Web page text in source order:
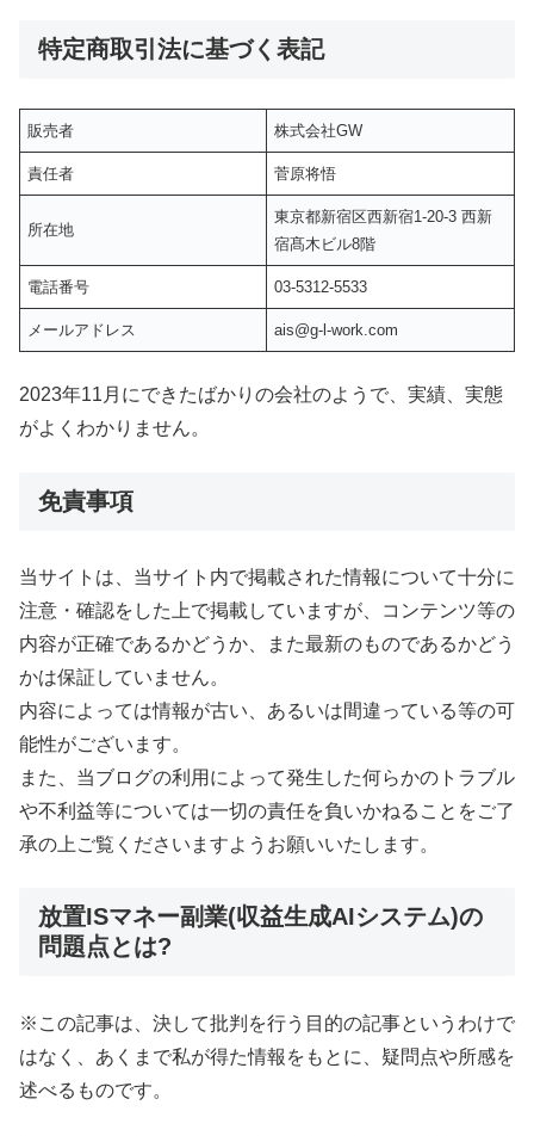
特定商取引法に基づく表記
販売者 株式会社GW
責任者 菅原将悟
所在地
東京都新宿区西新宿1-20-3 西新
宿髙木ビル8階
電話番号 03-5312-5533
メールアドレス ais@g-l-work.com
2023年11月にできたばかりの会社のようで、実績、実態
がよくわかりません。
免責事項
当サイトは、当サイト内で掲載された情報について十分に
注意・確認をした上で掲載していますが、コンテンツ等の
内容が正確であるかどうか、また最新のものであるかどう
かは保証していません。
内容によっては情報が古い、あるいは間違っている等の可
能性がございます。
また、当ブログの利用によって発生した何らかのトラブル
や不利益等については一切の責任を負いかねることをご了
承の上ご覧くださいますようお願いいたします。
放置ISマネー副業(収益生成AIシステム)の
問題点とは?
※この記事は、決して批判を行う目的の記事というわけで
はなく、あくまで私が得た情報をもとに、疑問点や所感を
述べるものです。